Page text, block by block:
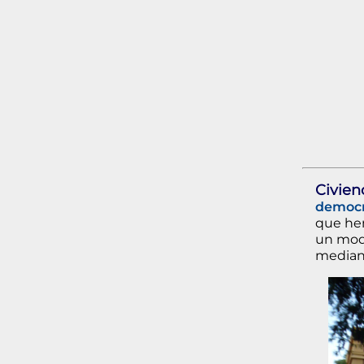
que
un